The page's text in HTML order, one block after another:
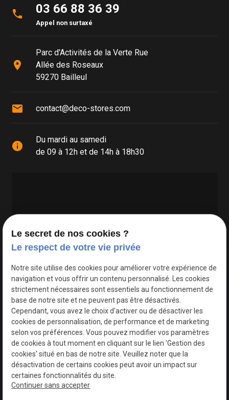
phone 03 66 88 36 39
Appel non surtaxé
place
Parc d'Activités de la Verte Rue
Allée des Roseaux
59270 Bailleul
mail contact@deco-stores.com
info
Du mardi au samedi
de 09 à 12h et de 14h à 18h30
Google Maps Search API est désactivé.
Le secret de nos cookies ?
Le respect de votre vie privée
Notre site utilise des cookies pour améliorer votre expérience de
navigation et vous offrir un contenu personnalisé. Les cookies
strictement nécessaires sont essentiels au fonctionnement de
base de notre site et ne peuvent pas être désactivés.
Cependant, vous avez le choix d'activer ou de désactiver les
cookies de personnalisation, de performance et de marketing
selon vos préférences. Vous pouvez modifier vos paramètres
de cookies à tout moment en cliquant sur le lien 'Gestion des
cookies' situé en bas de notre site. Veuillez noter que la
désactivation de certains cookies peut avoir un impact sur
certaines fonctionnalités du site.
Continuer sans accepter